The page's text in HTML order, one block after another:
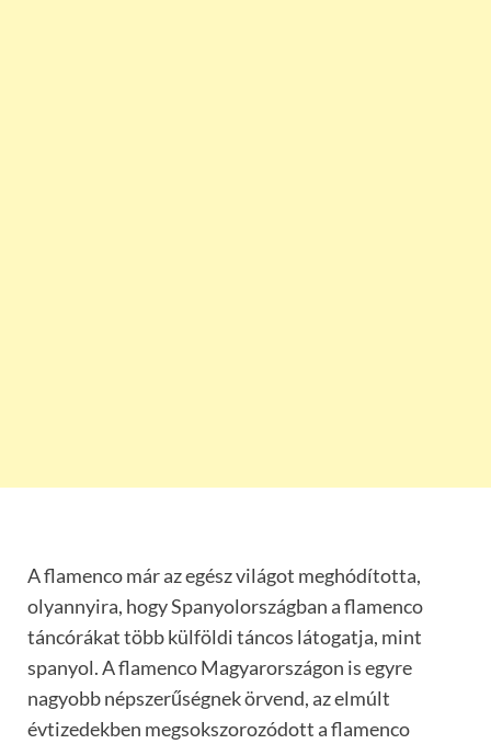
A flamenco már az egész világot meghódította,
olyannyira, hogy Spanyolországban a flamenco
táncórákat több külföldi táncos látogatja, mint
spanyol. A flamenco Magyarországon is egyre
nagyobb népszerűségnek örvend, az elmúlt
évtizedekben megsokszorozódott a flamenco